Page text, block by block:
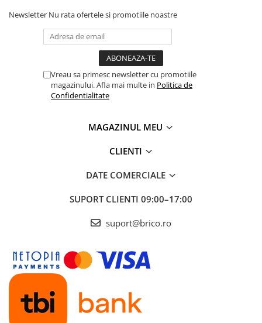
Newsletter Nu rata ofertele si promotiile noastre
Vreau sa primesc newsletter cu promotiile
magazinului. Afla mai multe in Politica de
Confidentialitate
MAGAZINUL MEU
CLIENTI
DATE COMERCIALE
SUPORT CLIENTI 09:00–17:00
suport@brico.ro